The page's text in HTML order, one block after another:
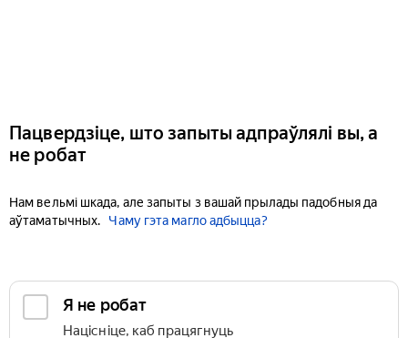
Пацвердзіце, што запыты адпраўлялі вы, а
не робат
Нам вельмі шкада, але запыты з вашай прылады падобныя да
аўтаматычных.
Чаму гэта магло адбыцца?
Я не робат
Націсніце, каб працягнуць